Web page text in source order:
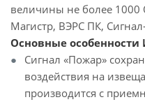
величины не более 1000
Магистр, ВЭРС ПК,
Основные особенности
Сигнал «Пожар»
воздействия на
производится с